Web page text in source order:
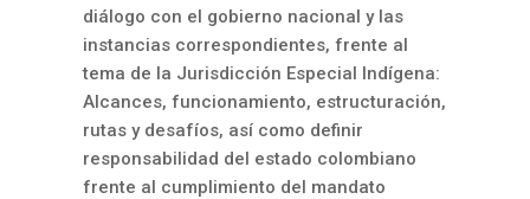
diálogo con el gobierno nacional y las
instancias correspondientes, frente al
tema de la Jurisdicción Especial Indígena:
Alcances, funcionamiento, estructuración,
rutas y desafíos, así como definir
responsabilidad del estado colombiano
frente al cumplimiento del mandato